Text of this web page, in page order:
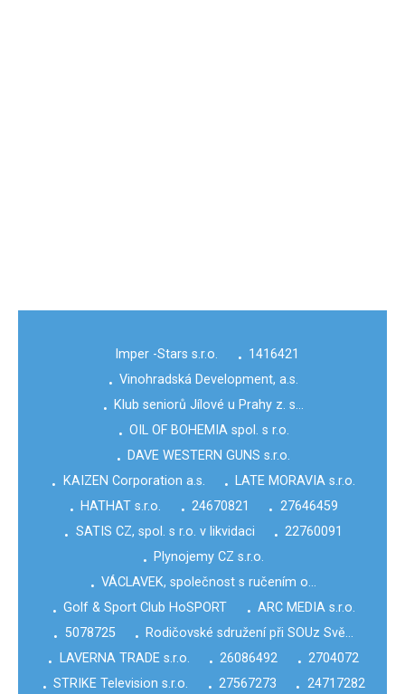
Imper -Stars s.r.o. • 1416421
• Vinohradská Development, a.s.
• Klub seniorů Jílové u Prahy z. s…
• OIL OF BOHEMIA spol. s r.o.
• DAVE WESTERN GUNS s.r.o.
•
KAIZEN Corporation a.s. • LATE MORAVIA s.r.o.
• HATHAT s.r.o. • 24670821 • 27646459
• SATIS CZ, spol. s r.o. v likvidaci • 22760091
• Plynojemy CZ s.r.o.
• VÁCLAVEK, společnost s ručením o…
• Golf & Sport Club HoSPORT • ARC MEDIA s.r.o.
• 5078725 • Rodičovské sdružení při SOUz Svě…
•
LAVERNA TRADE s.r.o. • 26086492 • 2704072
• STRIKE Television s.r.o. • 27567273 • 24717282